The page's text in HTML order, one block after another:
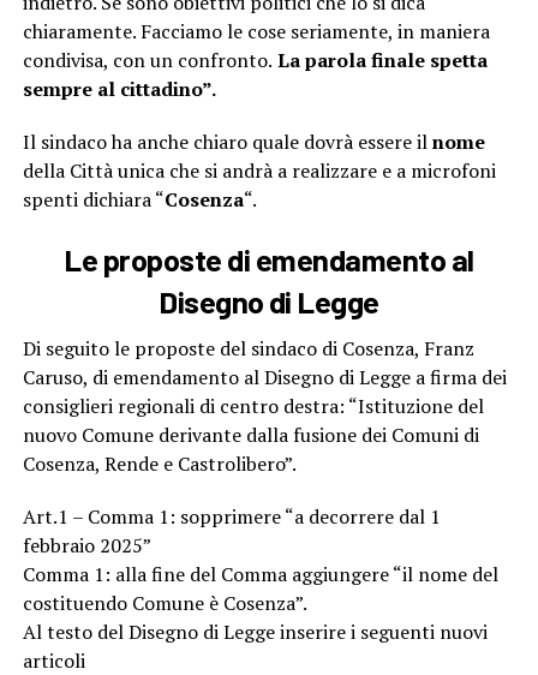
chiaramente. Facciamo le cose seriamente, in maniera
condivisa, con un confronto. La parola finale spetta
sempre al cittadino”.
Il sindaco ha anche chiaro quale dovrà essere ilnome
della Città unica che si andrà a realizzare e a microfoni
spenti dichiara “Cosenza“.
Le proposte di emendamento al
Disegno di Legge
Di seguito le proposte del sindaco di Cosenza, Franz
Caruso, di emendamento al Disegno di Legge a firma dei
consiglieri regionali di centro destra: “Istituzione del
nuovo Comune derivante dalla fusione dei Comuni di
Cosenza, Rende e Castrolibero”.
Art.1 – Comma 1: sopprimere “a decorrere dal 1
febbraio 2025”
Comma 1: alla fine del Comma aggiungere “il nome del
costituendo Comune è Cosenza”.
Al testo del Disegno di Legge inserire i seguenti nuovi
articoli